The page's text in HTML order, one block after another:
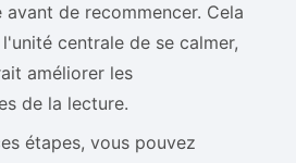
avant de recommencer. Cela
centrale de se calmer,
améliorer les
de la lecture.
étapes, vous pouvez